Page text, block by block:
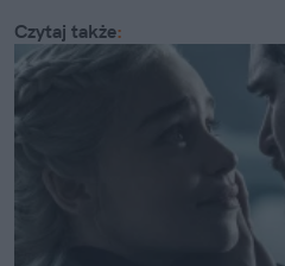
Czytaj także: